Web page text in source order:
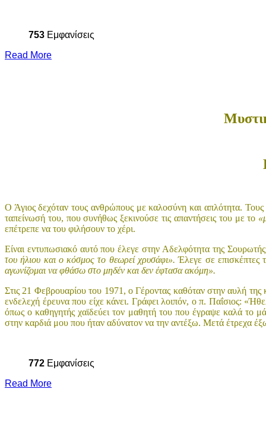
753 Εμφανίσεις
Read More
Ο Άγιος δεχόταν τους ανθρώπους με καλοσύνη και απλότητα.
ταπείνωσή του, που συνήθως ξεκινούσε τις απαντήσεις του με το
επέτρεπε να του φιλήσουν το χέρι.
Είναι εντυπωσιακό αυτό που έλεγε στην Αδελφότητα της
του ήλιου και ο κόσμος το θεωρεί χρυσάφι».Έλεγε σε επισκέπτες
αγωνίζομαι να φθάσω στο μηδέν και δεν έφτασα ακόμη».
Στις 21 Φεβρουαρίου του 1971, ο Γέροντας καθόταν στην αυλή της
ενδελεχή έρευνα που είχε κάνει. Γράφει λοιπόν, ο π. Παΐσιος:
όπως ο καθηγητής χαϊδεύει τον μαθητή του που έγραψε καλά το
στην καρδιά μου που ήταν αδύνατον να την αντέξω. Μετά έτρεχα
772 Εμφανίσεις
Read More